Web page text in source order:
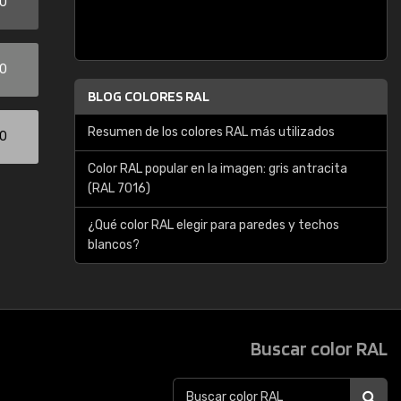
BLOG COLORES RAL
Resumen de los colores RAL más utilizados
Color RAL popular en la imagen: gris antracita
(RAL 7016)
¿Qué color RAL elegir para paredes y techos
blancos?
Buscar color RAL